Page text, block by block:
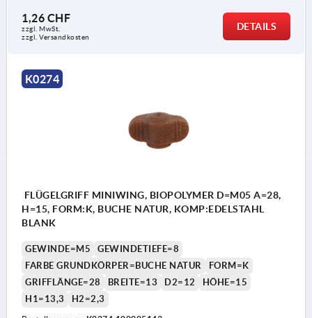
1,26 CHF
zzgl. MwSt.
zzgl. Versandkosten
DETAILS
K0274
FLÜGELGRIFF MINIWING, BIOPOLYMER D=M05 A=28,
H=15, FORM:K, BUCHE NATUR, KOMP:EDELSTAHL
BLANK
GEWINDE=M5
GEWINDETIEFE=8
FARBE GRUNDKÖRPER=BUCHE NATUR
FORM=K
GRIFFLÄNGE=28
BREITE=13 D2=12
HÖHE=15
H1=13,3
H2=2,3